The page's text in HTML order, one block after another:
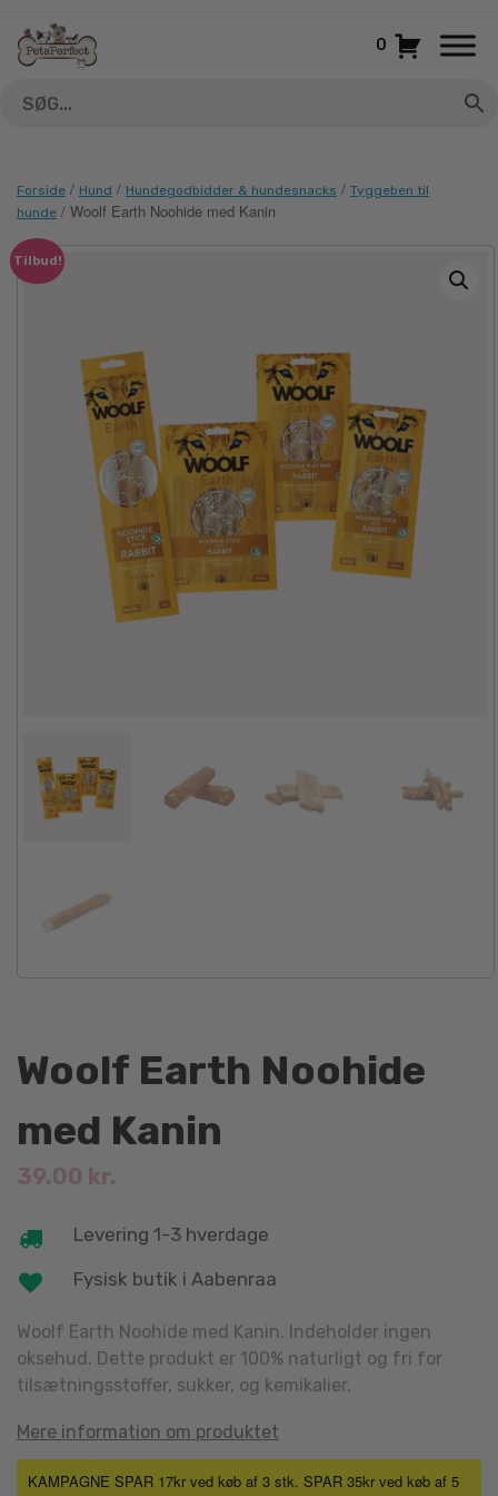
indhold
0
Forside / Hund / Hundegodbidder & hundesnacks / Tyggeben til
hunde / Woolf Earth Noohide med Kanin
Tilbud!
Woolf Earth Noohide
med Kanin
39.00 kr.
Levering 1-3 hverdage
Fysisk butik i Aabenraa
Woolf Earth Noohide med Kanin. Indeholder ingen
oksehud. Dette produkt er 100% naturligt og fri for
tilsætningsstoffer, sukker, og kemikalier.
Mere information om produktet
KAMPAGNE SPAR 17kr ved køb af 3 stk. SPAR 35kr ved køb af 5